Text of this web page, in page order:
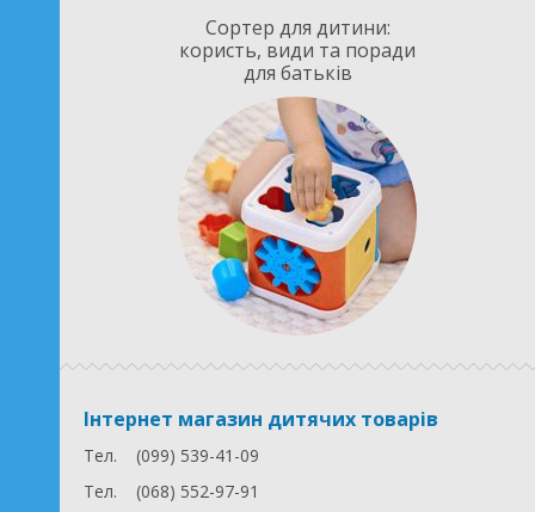
Сортер для дитини:
користь, види та поради
для батьків
Інтернет магазин дитячих товарів
Тел.
(099) 539-41-09
Тел.
(068) 552-97-91